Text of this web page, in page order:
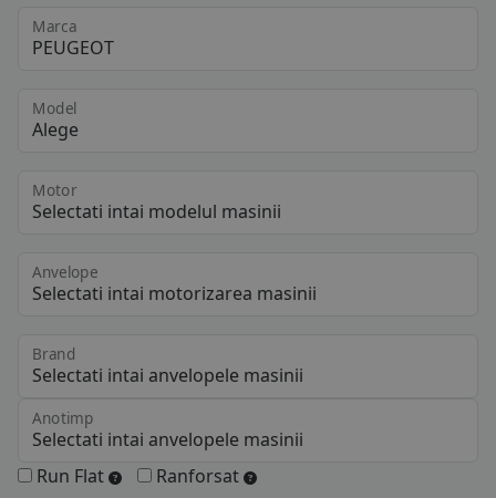
Marca
Model
Motor
Anvelope
Brand
Anotimp
Run Flat Ranforsat